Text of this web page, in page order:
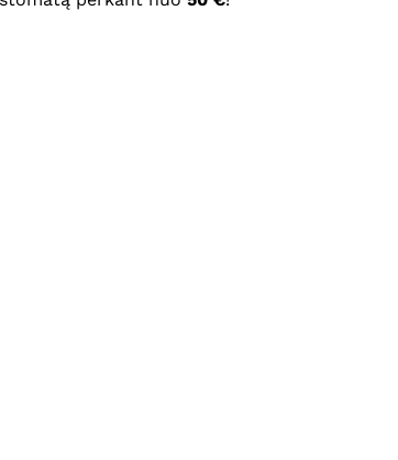
kai kitą kartą vėl norėsiu parašyti